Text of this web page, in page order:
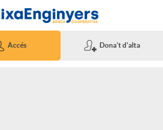
Accés Dona't d'alta